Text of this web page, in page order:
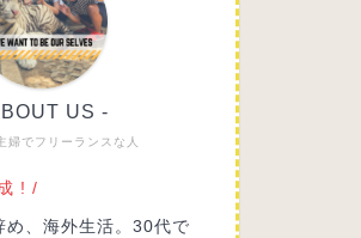
婦でフリーランスな人
US -
! /
め、海外生活。30代で